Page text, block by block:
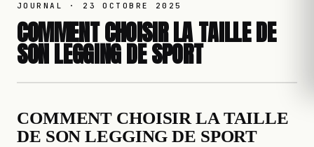
JOURNAL · 23 OCTOBRE 2025
COMMENT CHOISIR LA TAILLE DE
SON LEGGING DE SPORT
COMMENT CHOISIR LA TAILLE
DE SON LEGGING DE SPORT